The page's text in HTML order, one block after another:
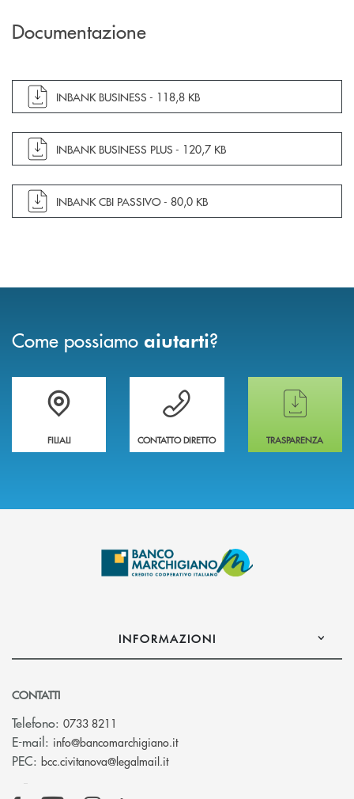
Documentazione
apre documento in una nuova finestra
INBANK BUSINESS - 118,8 KB
apre documento in una nuova finestra
INBANK BUSINESS PLUS - 120,7 KB
apre documento in una nuova finestra
INBANK CBI PASSIVO - 80,0 KB
Come possiamo aiutarti?
Trova la filiale più vicina a te
FILIALI
Hai bisogno di assistenza immediata ?
CONTATTO DIRETTO
Hai bisogno di
TRASPARENZA
INFORMAZIONI
CONTATTI
Telefono: 0733 8211
E-mail: info@bancomarchigiano.it(si apre l’app di posta
PEC: bcc.civitanova@legalmail.it(si apre l’app di posta elettronica)